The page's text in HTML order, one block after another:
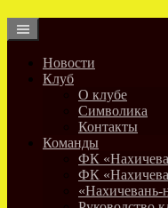
Новости
Клуб
О клубе
Символика
Контакты
Команды
ФК
ФК